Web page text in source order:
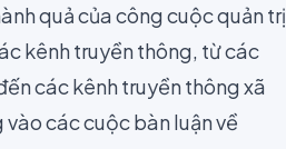
quả của công cuộc quản trị
kênh truyền thông, từ các
cáckênh truyền thông xã
các cuộc bàn luận về